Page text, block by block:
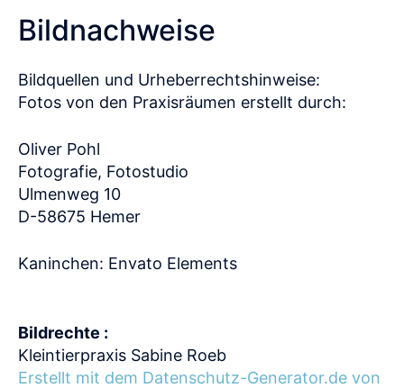
Bildnachweise
Bildquellen und Urheberrechtshinweise:
Fotos von den Praxisräumen erstellt durch:
Oliver Pohl
Fotografie, Fotostudio
Ulmenweg 10
D-58675 Hemer
Kaninchen: Envato Elements
Bildrechte :
Kleintierpraxis Sabine Roeb
Erstellt mit dem Datenschutz-Generator.de von